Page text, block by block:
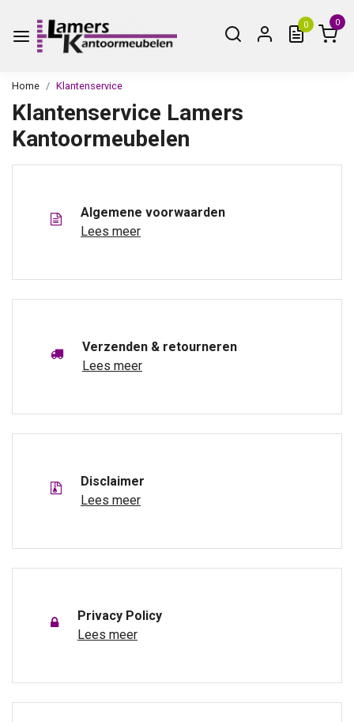
0 0
Home Klantenservice
Klantenservice Lamers
Kantoormeubelen
Algemene voorwaarden
Lees meer
Verzenden & retourneren
Lees meer
Disclaimer
Lees meer
Privacy Policy
Lees meer